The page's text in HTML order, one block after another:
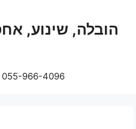
הובלה, שינוע,
055-966-4096 — שירות טלפוני